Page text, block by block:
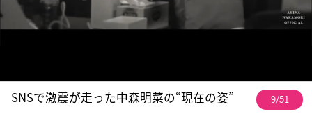
SNSで激震が走った中森明菜の“現在の姿” 9/51